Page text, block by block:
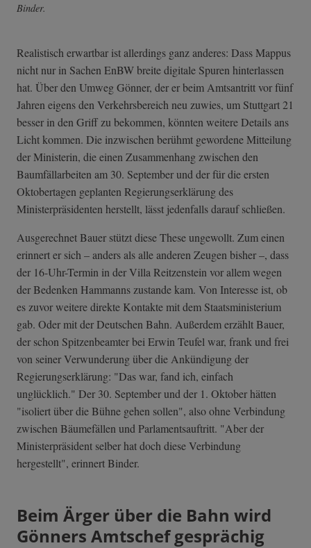
Binder.
Realistisch erwartbar ist allerdings ganz anderes: Dass Mappus
nicht nur in Sachen EnBW breite digitale Spuren hinterlassen
hat. Über den Umweg Gönner, der er beim Amtsantritt vor fünf
Jahren eigens den Verkehrsbereich neu zuwies, um Stuttgart 21
besser in den Griff zu bekommen, könnten weitere Details ans
Licht kommen. Die inzwischen berühmt gewordene Mitteilung
der Ministerin, die einen Zusammenhang zwischen den
Baumfällarbeiten am 30. September und der für die ersten
Oktobertagen geplanten Regierungserklärung des
Ministerpräsidenten herstellt, lässt jedenfalls darauf schließen.
Ausgerechnet Bauer stützt diese These ungewollt. Zum einen
erinnert er sich – anders als alle anderen Zeugen bisher –, dass
der 16-Uhr-Termin in der Villa Reitzenstein vor allem wegen
der Bedenken Hammanns zustande kam. Von Interesse ist, ob
es zuvor weitere direkte Kontakte mit dem Staatsministerium
gab. Oder mit der Deutschen Bahn. Außerdem erzählt Bauer,
der schon Spitzenbeamter bei Erwin Teufel war, frank und frei
von seiner Verwunderung über die Ankündigung der
Regierungserklärung: "Das war, fand ich, einfach
unglücklich." Der 30. September und der 1. Oktober hätten
"isoliert über die Bühne gehen sollen", also ohne Verbindung
zwischen Bäumefällen und Parlamentsauftritt. "Aber der
Ministerpräsident selber hat doch diese Verbindung
hergestellt", erinnert Binder.
Beim Ärger über die Bahn wird
Gönners Amtschef gesprächig